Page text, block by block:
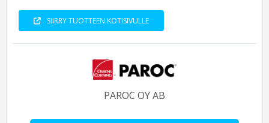
SIIRRY TUOTTEEN KOTISIVULLE
PAROC OY AB